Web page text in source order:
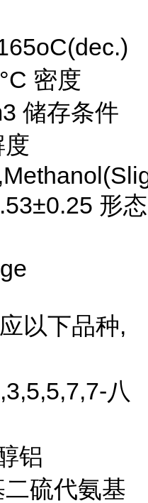
密度
储存条件
形态
以下品种,
八
铝
硫代氨基